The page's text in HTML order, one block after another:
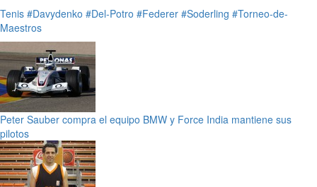
Tenis #Davydenko #Del-Potro #Federer #Soderling #Torneo-de-
Maestros
Peter Sauber compra el equipo BMW y Force India mantiene sus
pilotos